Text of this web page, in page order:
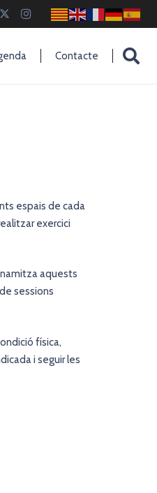
Contacte
espais de cada
exercici
aquests
sessions
física,
i seguir les